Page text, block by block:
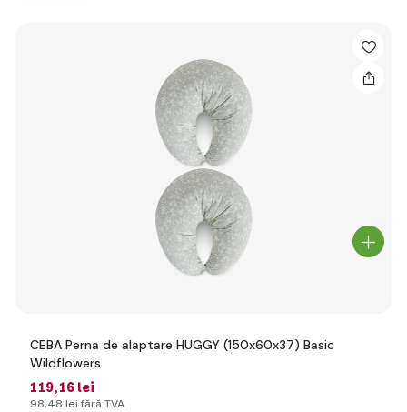
CEBA Perna de alaptare HUGGY (150x60x37) Basic
Wildflowers
119,16 lei
98,48 lei fără TVA